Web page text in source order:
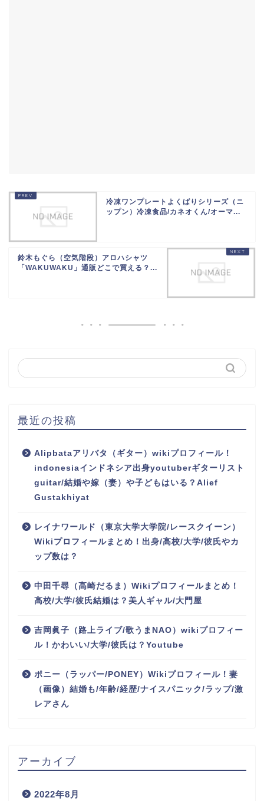
冷凍ワンプレートよくばりシリーズ（ニ
ップン）冷凍食品/カネオくん/オーマ...
鈴木もぐら（空気階段）アロハシャツ
「WAKUWAKU」通販どこで買える？...
最近の投稿
Alipbataアリバタ（ギター）wikiプロフィール！
indonesiaインドネシア出身youtuberギターリスト
guitar/結婚や嫁（妻）や子どもはいる？Alief
Gustakhiyat
レイナワールド（東京大学大学院/レースクイーン）
Wikiプロフィールまとめ！出身/高校/大学/彼氏やカ
ップ数は？
中田千尋（高崎だるま）Wikiプロフィールまとめ！
高校/大学/彼氏結婚は？美人ギャル/大門屋
吉岡眞子（路上ライブ/歌うまNAO）wikiプロフィー
ル！かわいい/大学/彼氏は？Youtube
ポニー（ラッパー/PONEY）Wikiプロフィール！妻
（画像）結婚も/年齢/経歴/ナイスパニック/ラップ/激
レアさん
アーカイブ
2022年8月